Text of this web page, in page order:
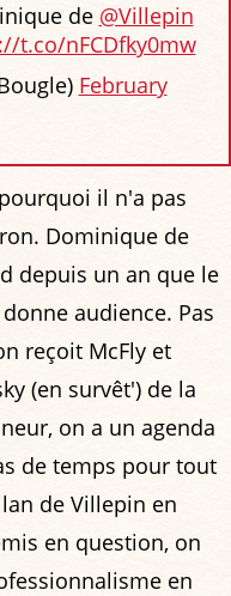
de @Villepin
t.co/nFCDfky0mw
February
il n'a pas
Dominique de
depuis un an que le
audience. Pas
reçoit McFly et
(en survêt') de la
on a un agenda
de temps pour tout
de Villepin en
en question, on
en